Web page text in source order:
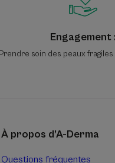
Engagement :
Prendre soin des peaux
À propos d’A-Derma
Questions fréquentes